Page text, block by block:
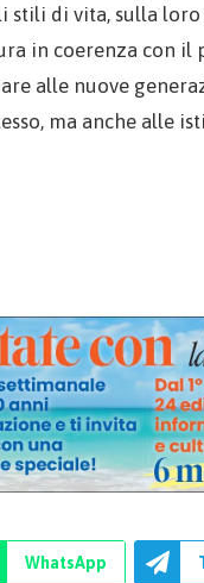
di vita, sulla
in coerenza con
alle nuove
ma anche alle
WhatsApp